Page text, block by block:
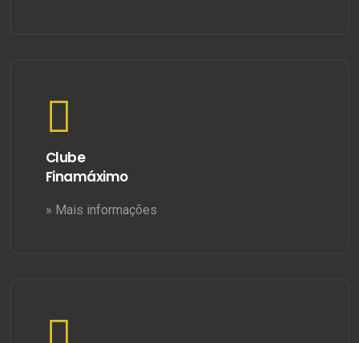
Clube
Finamáximo
» Mais informações